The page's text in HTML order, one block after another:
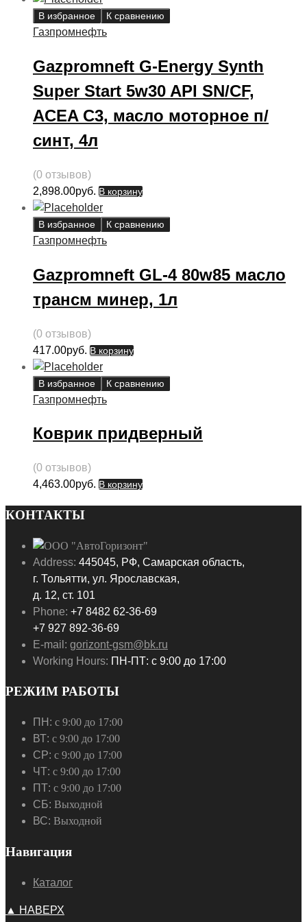
В избранное К сравнению
Газпромнефть
Gazpromneft G-Energy Synth
Super Start 5w30 API SN/CF,
ACEA C3, масло моторное п/
синт, 4л
(0 отзывов)
2,898.00руб. В корзину
В избранное К сравнению
Газпромнефть
Gazpromneft GL-4 80w85 масло
трансм минер, 1л
(0 отзывов)
417.00руб. В корзину
В избранное К сравнению
Газпромнефть
Коврик придверный
(0 отзывов)
4,463.00руб. В корзину
КОНТАКТЫ
Address: 445045, РФ, Самарская область,
г. Тольятти, ул. Ярославская,
д. 12, ст. 101
Phone: +7 8482 62-36-69
+7 927 892-36-69
E-mail: gorizont-gsm@bk.ru
Working Hours: ПН-ПТ: с 9:00 до 17:00
РЕЖИМ РАБОТЫ
ПН: с 9:00 до 17:00
ВТ: с 9:00 до 17:00
СР: с 9:00 до 17:00
ЧТ: с 9:00 до 17:00
ПТ: с 9:00 до 17:00
СБ: Выходной
ВС: Выходной
Навигация
Каталог
▲ НАВЕРХ